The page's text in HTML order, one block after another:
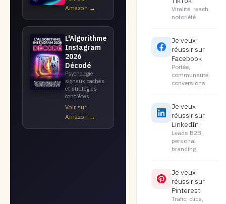
Amazon →
L'Algorithme
Instagram
2026
Décodé
Psychologie,
signaux cachés
et stratégies
concrètes
Voir sur
Amazon →
Viralité, reach,
notoriété
Je veux
réussir sur
Facebook
Portée,
communauté,
conversions
Je veux
réussir sur
LinkedIn
Leads B2B,
personal
branding
Je veux
réussir sur
Pinterest
Trafic, clics,